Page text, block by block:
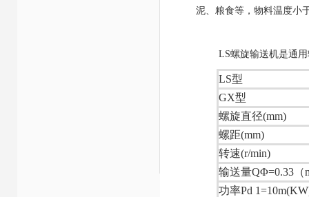
泥、粮食等，物料温度小
LS螺旋输送机是通
LS型
GX型
螺旋直径(mm)
螺距(mm)
转速(r/min)
输送量QΦ=0.33（
功率Pd